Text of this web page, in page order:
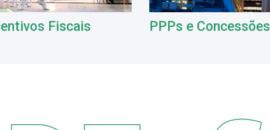
Fiscais PPPs e Concessões